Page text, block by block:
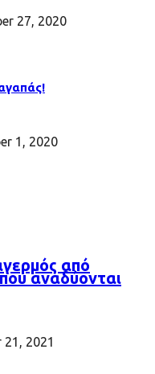
27, 2020
1, 2020
από
αναδύονται
2021